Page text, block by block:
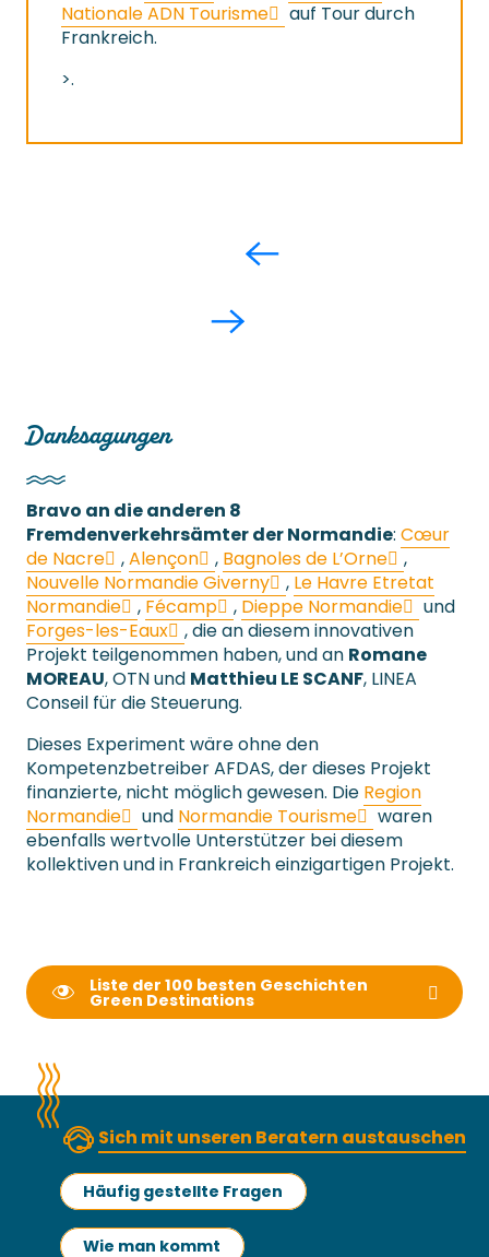
Nationale ADN Tourisme
auf Tour durch
Frankreich.
>.
Danksagungen
Bravo an die anderen 8
Fremdenverkehrsämter der Normandie: Cœur
de Nacre
,Alençon , Bagnoles de L’Orne
,
Nouvelle Normandie Giverny
, Le Havre Etretat
Normandie
, Fécamp , Dieppe Normandie
und
Forges-les-Eaux
, die an diesem innovativen
Projekt teilgenommen haben, und an Romane
MOREAU, OTN und Matthieu LE SCANF, LINEA
Conseil für die Steuerung.
Dieses Experiment wäre ohne den
Kompetenzbetreiber AFDAS, der dieses Projekt
finanzierte, nicht möglich gewesen. Die Region
Normandie
und Normandie Tourisme
waren
ebenfalls wertvolle Unterstützer bei diesem
kollektiven und in Frankreich einzigartigen Projekt.
Liste der 100 besten Geschichten
Green Destinations
Sich mit unseren Beratern austauschen
Häufig gestellte Fragen
Wie man kommt